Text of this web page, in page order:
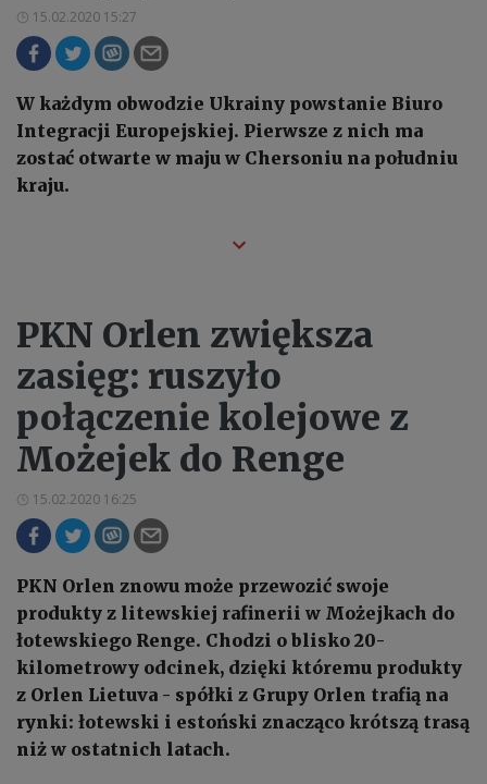
15.02.2020 15:27
W każdym obwodzie Ukrainy powstanie Biuro
Integracji Europejskiej. Pierwsze z nich ma
zostać otwarte w maju w Chersoniu na południu
kraju.
PKN Orlen zwiększa
zasięg: ruszyło
połączenie kolejowe z
Możejek do Renge
15.02.2020 16:25
PKN Orlen znowu może przewozić swoje
produkty z litewskiej rafinerii w Możejkach do
łotewskiego Renge. Chodzi o blisko 20-
kilometrowy odcinek, dzięki któremu produkty
z Orlen Lietuva - spółki z Grupy Orlen trafią na
rynki: łotewski i estoński znacząco krótszą trasą
niż w ostatnich latach.